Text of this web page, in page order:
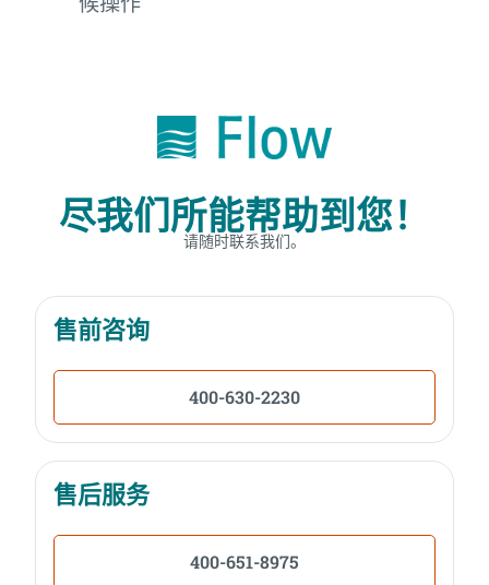
尽我们所能帮助到您！
请随时联系我们。
售前咨询
400-630-2230
售后服务
400-651-8975